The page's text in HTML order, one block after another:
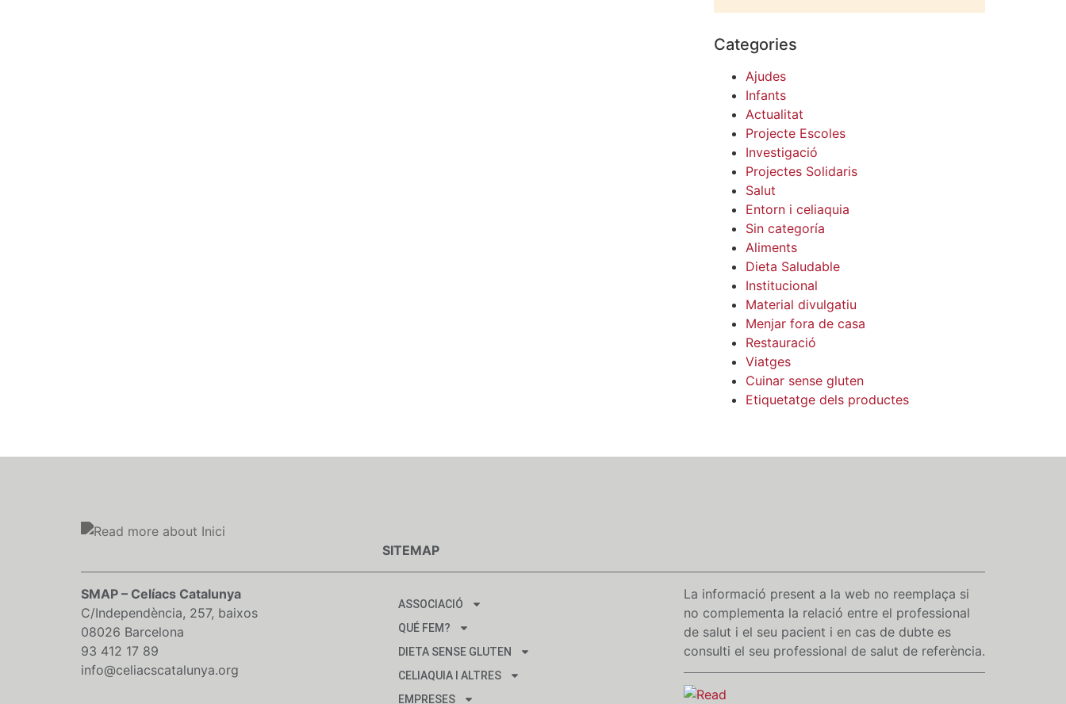
Categories
Ajudes
Infants
Actualitat
Projecte Escoles
Investigació
Projectes Solidaris
Salut
Entorn i celiaquia
Sin categoría
Aliments
Dieta Saludable
Institucional
Material divulgatiu
Menjar fora de casa
Restauració
Viatges
Cuinar sense gluten
Etiquetatge dels productes
SMAP – Celíacs Catalunya
C/Independència, 257, baixos
08026 Barcelona
93 412 17 89
info@celiacscatalunya.org
SITEMAP
ASSOCIACIÓ
QUÉ FEM?
DIETA SENSE GLUTEN
CELIAQUIA I ALTRES
EMPRESES
La informació present a la web no reemplaça si
no complementa la relació entre el professional
de salut i el seu pacient i en cas de dubte es
consulti el seu professional de salut de referència.